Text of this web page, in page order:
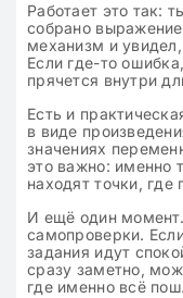
Работает это так:
собрано
механизм и
Если где-то
прячется внутри
Есть и
в виде
значениях
это важно: именно
находят точки, где
И ещё один
самопроверки.
задания идут
сразу заметно,
где именно всё